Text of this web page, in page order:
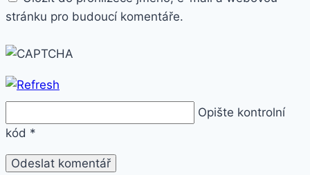
stránku pro budoucí komentáře.
Opište kontrolní
kód *